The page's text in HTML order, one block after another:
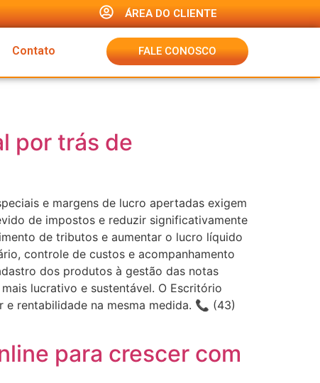
ÁREA DO CLIENTE
Contato FALE CONOSCO
por trás de
e margens de lucro apertadas exigem
de impostos e reduzir significativamente
de tributos e aumentar o lucro líquido
controle de custos e acompanhamento
dos produtos à gestão das notas
lucrativo e sustentável. O Escritório
rentabilidade na mesma medida. 📞 (43)
para crescer com